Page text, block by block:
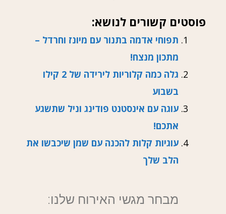
פוסטים קשורים לנושא:
תפוחי אדמה בתנור עם מיונז וחרדל –
מתכון מנצח!
גלה כמה קלוריות לירידה של 2 קילו
בשבוע
עוגה עם אינסטנט פודינג וניל שתשגע
אתכם!
עוגיות קלות להכנה עם שמן שיכבשו את
הלב שלך
מבחר מגשי האירוח שלנו: